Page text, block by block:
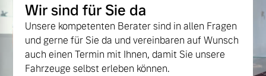
Wir sind für Sie da
Unsere kompetenten Berater sind in allen Fragen
und gerne für Sie da und vereinbaren auf Wunsch
auch einen Termin mit Ihnen, damit Sie unsere
Fahrzeuge selbst erleben können.